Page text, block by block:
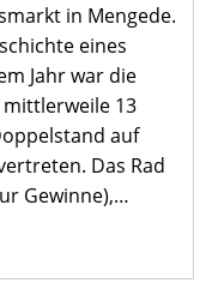
in Mengede.
eines
Jahr war die
13
auf
Das Rad
Gewinne),…